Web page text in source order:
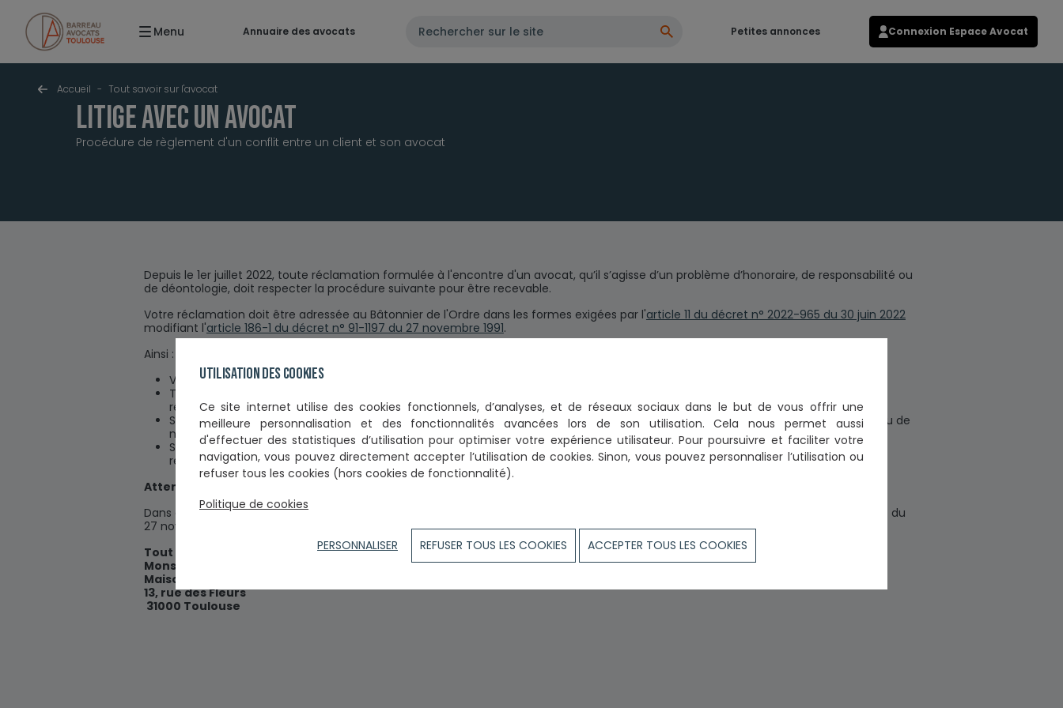
Utilisation des cookies
Ce site internet utilise des cookies fonctionnels, d’analyses, et de réseaux sociauxdans le but de vous offrir une
meilleure personnalisation et des fonctionnalités avancées lors de son utilisation. Cela nous permet aussi
d'effectuer des statistiques d’utilisation pour optimiser votre expérience utilisateur. Pour poursuivre et faciliter votre
navigation, vous pouvez directement accepter l’utilisation de cookies.Sinon, vous pouvez personnaliser l’utilisation ou
refuser tous les cookies (hors cookies de fonctionnalité).
Politique de cookies
PERSONNALISER REFUSER TOUS LES COOKIES ACCEPTER TOUS LES COOKIES
Menu Annuaire des avocats Petites annonces Connexion Espace Avocat
Accueil - Tout savoir sur l'avocat
Litige avec un avocat
Procédure de règlement d'un conflit entre un client et son avocat
Depuis le 1er juillet 2022, toute réclamation formulée à l'encontre d'un avocat, qu’il s’agisse d’un problème d’honoraire, de responsabilité ou
de déontologie, doit respecter la procédure suivante pour être recevable.
Votre réclamation doit être adressée au Bâtonnier de l'Ordre dans les formes exigées par l'article 11 du décret n° 2022-965 du 30 juin 2022
modifiant l'article 186-1 du décret n° 91-1197 du 27 novembre 1991.
Ainsi :
Votre réclamation est adressée par lettre recommandée avec accusé de réception.
Toute réclamation est datée et comporte les nom, prénom et adresse de l'avocat mis en cause, et les faits à l'origine de la
réclamation. Elle est accompagnée de toute pièce utile à son examen. Elle porte la signature de son auteur.
Si elle émane d'une personne physique, la réclamation mentionne ses nom, prénoms, profession, domicile, nationalité, date et lieu de
naissance.
Si elle émane d'une personne morale, la réclamation mentionne sa forme, sa dénomination, son siège social et l'organe qui la
représente légalement.
Attention : si votre réclamation ne répond pas aux exigences précitées, il ne pourra pas y être donné suite.
Dans ce cas, vous pouvez bien entendu reformuler votre réclamation dans les formes prescrites par l'article 186-1 du décret n° 91-1197 du
27 novembre 1991 (modifié) et l'adresser au Bâtonnier par lettre recommandée avec accusé de réception.
Tout courrier doit être adressé à l’adresse suivante :
Monsieur ou Madame le Bâtonnier
Maison de l'Avocat
13, rue des Fleurs
31000 Toulouse